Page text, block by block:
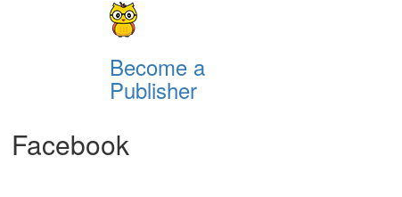
Become a
Publisher
Facebook